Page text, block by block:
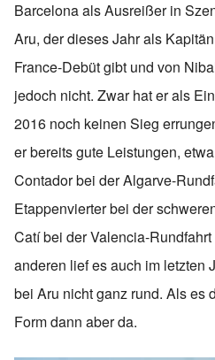
Barcelona als Ausreißer in
Aru, der dieses Jahr als
France-Debüt gibt und von
jedoch nicht. Zwar hat er als
2016 noch keinen Sieg
er bereits gute Leistungen,
Contador bei der Algarve-
Etappenvierter bei der
Catí bei der Valencia-
anderen lief es auch im letzten
bei Aru nicht ganz rund. Als es
Form dann aber da.